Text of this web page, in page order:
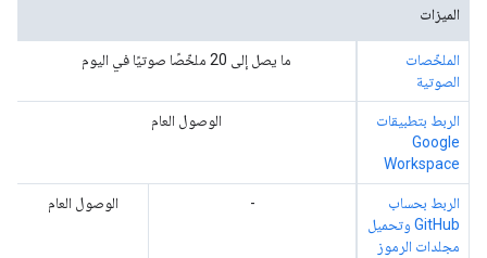
الميزات
الملخّصات
الصوتية
ما يصل إلى 20 ملخّصًا صوتيًا في اليوم
الربط بتطبيقات
Google
Workspace
الوصول العام
الربط بحساب
GitHub وتحميل
مجلدات الرموز
- الوصول العام